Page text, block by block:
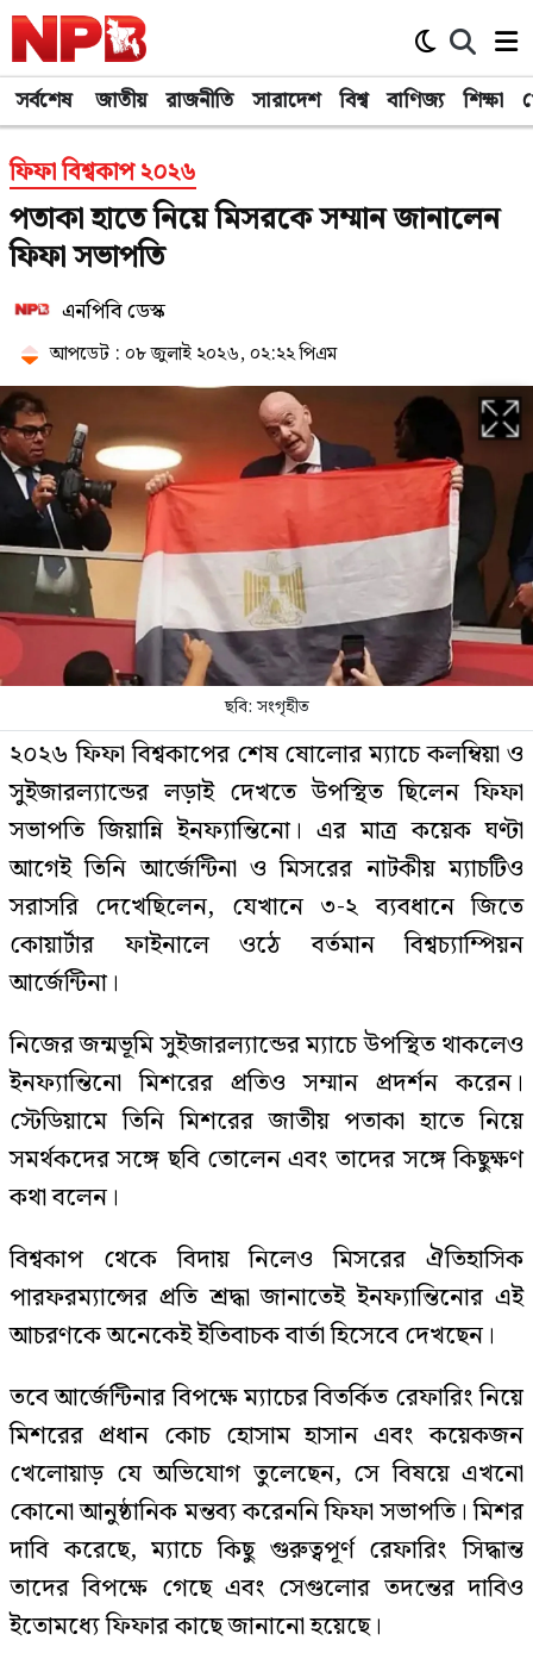
সর্বশেষ জাতীয় রাজনীতি সারাদেশ বিশ্ব বাণিজ্য শিক্ষা
ফিফা বিশ্বকাপ ২০২৬
পতাকা হাতে নিয়ে মিসরকে সম্মান জানালেন
ফিফা সভাপতি
এনপিবি ডেস্ক
আপডেট : ০৮ জুলাই ২০২৬, ০২:২২ পিএম
ছবি: সংগৃহীত
২০২৬ ফিফা বিশ্বকাপের শেষ ষোলোর ম্যাচে কলম্বিয়া ও
সুইজারল্যান্ডের লড়াই দেখতে উপস্থিত ছিলেন ফিফা
সভাপতি জিয়ান্নি ইনফ্যান্তিনো। এর মাত্র কয়েক ঘণ্টা
আগেই তিনি আর্জেন্টিনা ও মিসরের নাটকীয় ম্যাচটিও
সরাসরি দেখেছিলেন, যেখানে ৩-২ ব্যবধানে জিতে
কোয়ার্টার ফাইনালে ওঠে বর্তমান বিশ্বচ্যাম্পিয়ন
আর্জেন্টিনা।
নিজের জন্মভূমি সুইজারল্যান্ডের ম্যাচে উপস্থিত থাকলেও
ইনফ্যান্তিনো মিশরের প্রতিও সম্মান প্রদর্শন করেন।
স্টেডিয়ামে তিনি মিশরের জাতীয় পতাকা হাতে নিয়ে
সমর্থকদের সঙ্গে ছবি তোলেন এবং তাদের সঙ্গে কিছুক্ষণ
কথা বলেন।
বিশ্বকাপ থেকে বিদায় নিলেও মিসরের ঐতিহাসিক
পারফরম্যান্সের প্রতি শ্রদ্ধা জানাতেই ইনফ্যান্তিনোর এই
আচরণকে অনেকেই ইতিবাচক বার্তা হিসেবে দেখছেন।
তবে আর্জেন্টিনার বিপক্ষে ম্যাচের বিতর্কিত রেফারিং নিয়ে
মিশরের প্রধান কোচ হোসাম হাসান এবং কয়েকজন
খেলোয়াড় যে অভিযোগ তুলেছেন, সে বিষয়ে এখনো
কোনো আনুষ্ঠানিক মন্তব্য করেননি ফিফা সভাপতি। মিশর
দাবি করেছে, ম্যাচে কিছু গুরুত্বপূর্ণ রেফারিং সিদ্ধান্ত
তাদের বিপক্ষে গেছে এবং সেগুলোর তদন্তের দাবিও
ইতোমধ্যে ফিফার কাছে জানানো হয়েছে।